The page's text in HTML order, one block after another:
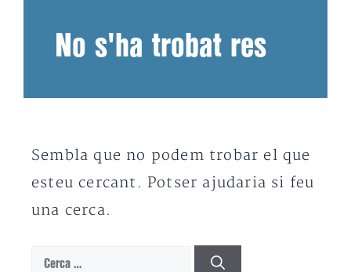
No s'ha trobat res
Sembla que no podem trobar el que
esteu cercant. Potser ajudaria si feu
una cerca.
Cerca: